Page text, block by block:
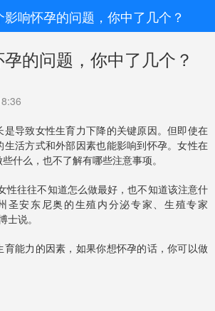
影响怀孕的问题，你中了几个？
的问题，你中了几个？
是导致女性生育力下降的关键原因。但即使在
生活方式和外部因素也能影响到怀孕。女性在
什么，也不了解有哪些注意事项。
性往往不知道怎么做最好，也不知道该注意什
圣安东尼奥的生殖内分泌专家、生殖专家
说。
育能力的因素，如果你想怀孕的话，你可以做